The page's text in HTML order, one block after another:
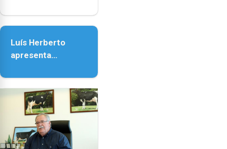
e
as
18h00.
Senhora da
Luís Herberto
apresenta
Paisagem’